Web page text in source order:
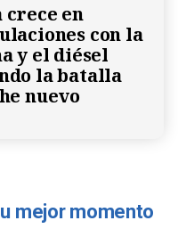
crece en
con la
y el diésel
la batalla
nuevo
mejor momento